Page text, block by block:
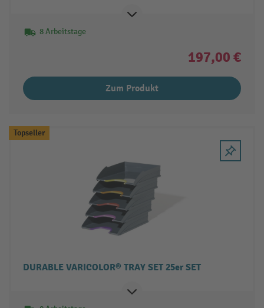
8 Arbeitstage
197,00 €
Zum Produkt
Topseller
DURABLE VARICOLOR® TRAY SET 25er SET